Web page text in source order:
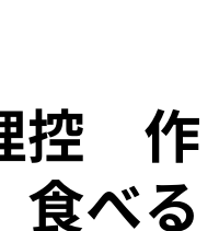
控 作
食べる